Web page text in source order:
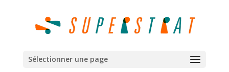
Sélectionner une page